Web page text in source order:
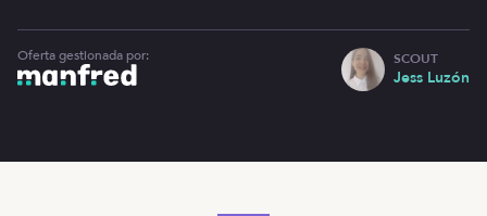
Oferta gestionada por: SCOUT
Jess Luzón